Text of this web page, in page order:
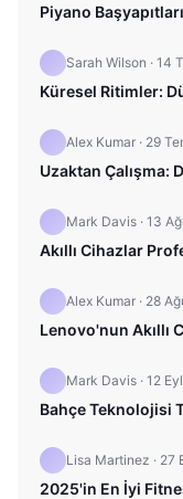
Piyano
Sarah Wilson · 14
Küresel Ritimler:
Alex Kumar · 29
Uzaktan Çalışma:
Mark Davis · 13
Akıllı Cihazlar
Alex Kumar · 28
Lenovo'nun Akıllı
Mark Davis · 12
Bahçe Teknolojisi
Lisa Martinez · 27
2025'in En İyi